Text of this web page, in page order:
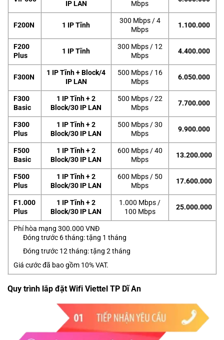
IP LAN Mbps
F200N 1 IP Tĩnh
300 Mbps / 4
Mbps
1.100.000
F200
Plus
1 IP Tĩnh
300 Mbps / 12
Mbps
4.400.000
F300N
1 IP Tĩnh + Block/4
IP LAN
500 Mbps / 16
Mbps
6.050.000
F300
Basic
1 IP Tĩnh + 2
Block/30 IP LAN
500 Mbps / 22
Mbps
7.700.000
F300
Plus
1 IP Tĩnh + 2
Block/30 IP LAN
500 Mbps / 30
Mbps
9.900.000
F500
Basic
1 IP Tĩnh + 2
Block/30 IP LAN
600 Mbps / 40
Mbps
13.200.000
F500
Plus
1 IP Tĩnh + 2
Block/30 IP LAN
600 Mbps / 50
Mbps
17.600.000
F1.000
Plus
1 IP Tĩnh + 2
Block/30 IP LAN
1.000 Mbps /
100 Mbps
25.000.000
Phí hòa mạng 300.000 VNĐ
Đóng trước 6 tháng: tặng 1 tháng
Đóng trước 12 tháng: tặng 2 tháng
Giá cước đã bao gồm 10% VAT.
Quy trình lắp đặt Wifi Viettel TP Dĩ An